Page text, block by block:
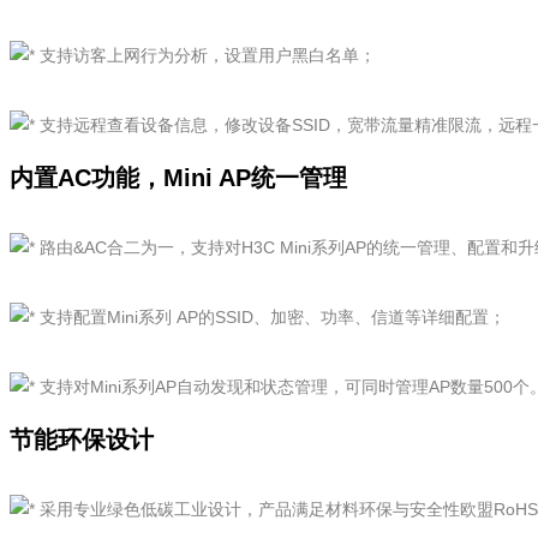
支持访客上网行为分析，设置用户黑白名单；
支持远程查看设备信息，修改设备SSID，宽带流量精准限流，远程
内置AC功能，Mini AP统一管理
路由&AC合二为一，支持对H3C Mini系列AP的统一管理、配置和升
支持配置Mini系列 AP的SSID、加密、功率、信道等详细配置；
支持对Mini系列AP自动发现和状态管理，可同时管理AP数量500个。
节能环保设计
采用专业绿色低碳工业设计，产品满足材料环保与安全性欧盟RoHS